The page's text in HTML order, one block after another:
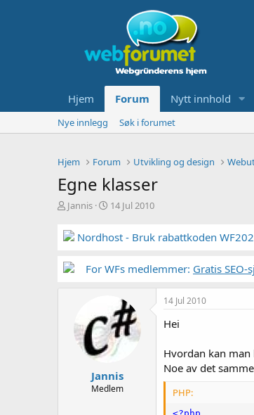
Hjem Forum Nytt innhold
Nye innlegg Søk i forumet
Hjem Forum Utvikling og design
Egne klasser
T
å
d
t
Jannis
S
r
d
14 Jul 2010
Nordhost - Bruk rabattkoden
For WFs medlemmer: Gratis SEO-
Jannis
Medlem
14 Jul 2010
Hei
Hvordan kan man
Noe av det
PHP:
<?php